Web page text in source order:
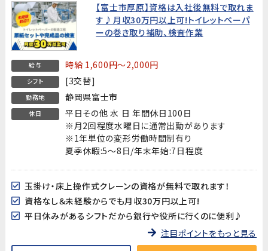
【富士市厚原】資格は入社後無料で取れま
す♪月収30万円以上可!トイレットペーパ
ーの巻き取り補助、検査作業
給与 時給 1,600円～2,000円
シフト [3交替]
勤務地 静岡県富士市
休日
平日その他 水 日 年間休日100日
※月2回程度水曜日に通常出勤があります
※1年単位の変形労働時間制有り
夏季休暇:5～8日/年末年始:7日程度
玉掛け・床上操作式クレーンの資格が無料で取れます！
資格なし＆未経験からでも月収30万円以上可!
平日休みがあるシフトだから銀行や役所に行くのに便利♪
注目ポイントをもっと見る